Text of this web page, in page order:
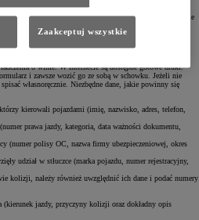
z uczestników nie chce podać swoich danych
wpływem alkoholu lub narkotyków, któryś z pojazdów nie
co do sprawcy kolizji, jedyną formalnością, jaką należy
o winie. W internecie są dostępne gotowe druki.
i zawsze wozić go ze sobą w schowku. Jeżeli nie
własnoręcznie. Niezbędne dane, jakie powinny się
kierowali pojazdami (imię, nazwisko, adres, telefon,
prawa jazdy, kategoria, data ważności dokumentu,
(numer polisy OC, nazwa firmy ubezpieczeniowej, okres
udział w stłuczce (marka pojazdu, numer rejestracyjny,
kolizji, należy również uwzględnić ich dane i podać numery
(kierunek jazdy, przyczyny kolizji oraz dokładny opis
Zaakceptuj wszystkie